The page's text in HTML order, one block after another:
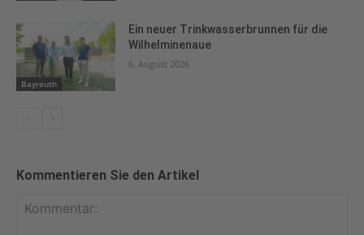
Bayreuth
Ein neuer Trinkwasserbrunnen für die
Wilhelminenaue
6. August 2026
Kommentieren Sie den Artikel